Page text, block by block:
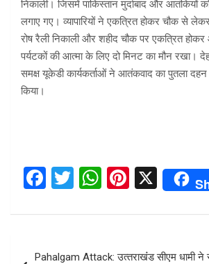
निकाली। जिसमें पाकिस्तान मुर्दाबाद और आतंकियों
लगाए गए। व्यापारियों ने एकत्रित होकर चौक से
रोष रैली निकाली और शहीद चौक पर एकत्रित
पर्यटकों की आत्मा के लिए दो मिनट का मौन रखा।
समक्ष यूकेडी कार्यकर्ताओं ने आतंकवाद का पुतला दहन
किया।
F
ce
T
tt
W
at
Pi
er
es
X
Pahalgam Attack: उत्‍तराखंंड सीएम धामी ने